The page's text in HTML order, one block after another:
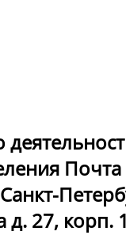
д. 27, корп. 1